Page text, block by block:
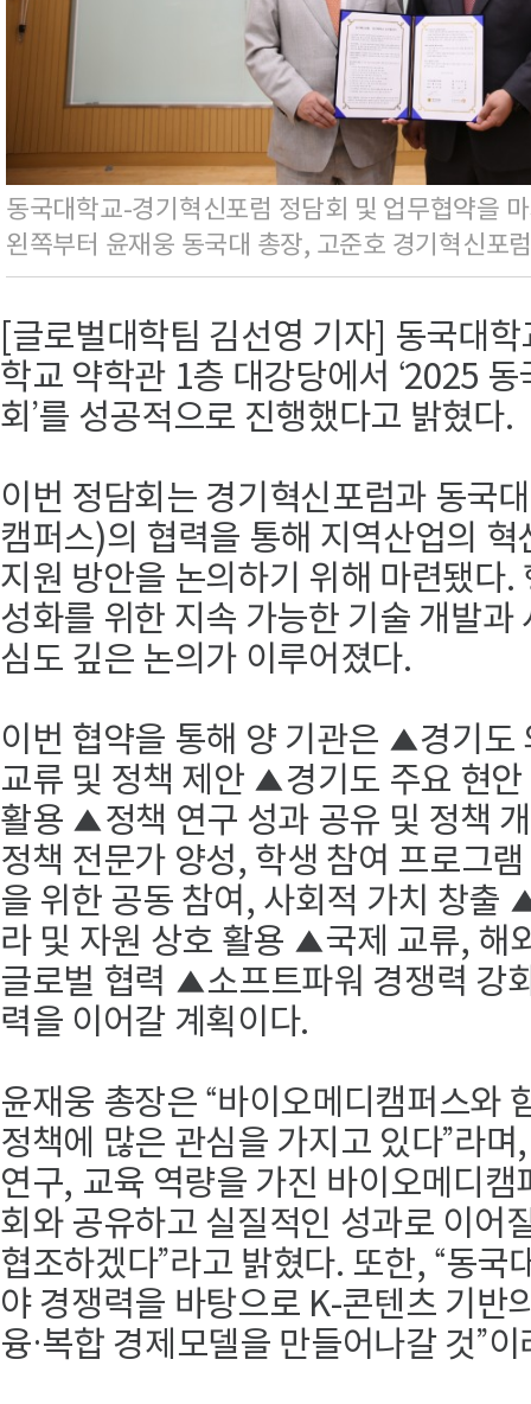
동국대학교-경기혁신포럼 정담회 및 업무협약을
왼쪽부터 윤재웅 동국대 총장, 고준호 경기혁신포
[글로벌대학팀 김선영 기자] 동국대
학교 약학관 1층 대강당에서 ‘2025
회’를 성공적으로 진행했다고 밝혔다.
이번 정담회는 경기혁신포럼과 동국
캠퍼스)의 협력을 통해 지역산업의
지원 방안을 논의하기 위해 마련됐다.
성화를 위한 지속 가능한 기술 개발과
심도 깊은 논의가 이루어졌다.
이번 협약을 통해 양 기관은 ▲경기도
교류 및 정책 제안 ▲경기도 주요 현
활용 ▲정책 연구 성과 공유 및 정책
정책 전문가 양성, 학생 참여 프로그
을 위한 공동 참여, 사회적 가치 창출
라 및 자원 상호 활용 ▲국제 교류, 해
글로벌 협력 ▲소프트파워 경쟁력 강
력을 이어갈 계획이다.
윤재웅 총장은 “바이오메디캠퍼스와
정책에 많은 관심을 가지고 있다”라
연구, 교육 역량을 가진 바이오메디
회와 공유하고 실질적인 성과로 이어
협조하겠다”라고 밝혔다. 또한, “동국
야 경쟁력을 바탕으로 K-콘텐츠 기반
융·복합 경제모델을 만들어나갈 것”